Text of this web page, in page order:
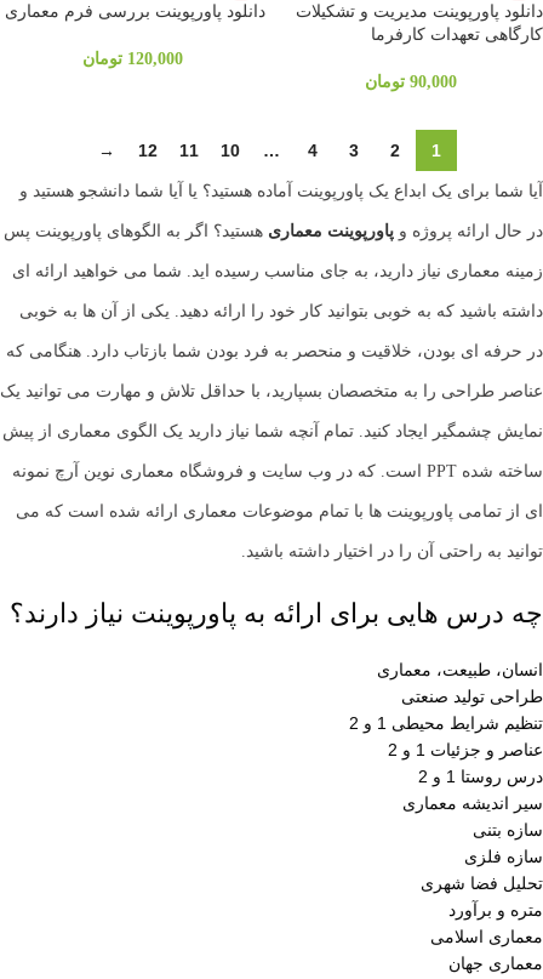
دانلود پاورپوینت مدیریت و تشکیلات
کارگاهی تعهدات کارفرما
90,000 تومان
دانلود پاورپوینت بررسی فرم معماری
120,000 تومان
1
2
3
4
…
10
11
12
→
آیا شما برای یک ابداع یک پاورپوینت آماده هستید؟ یا آیا شما دانشجو هستید و
در حال ارائه پروژه و پاورپوینت معماری هستید؟ اگر به الگوهای پاورپوینت پس
زمینه معماری نیاز دارید، به جای مناسب رسیده اید. شما می خواهید ارائه ای
داشته باشید که به خوبی بتوانید کار خود را ارائه دهید. یکی از آن ها به خوبی
در حرفه ای بودن، خلاقیت و منحصر به فرد بودن شما بازتاب دارد. هنگامی که
عناصر طراحی را به متخصصان بسپارید، با حداقل تلاش و مهارت می توانید یک
نمایش چشمگیر ایجاد کنید. تمام آنچه شما نیاز دارید یک الگوی معماری از پیش
ساخته شده PPT است. که در وب سایت و فروشگاه معماری نوین آرچ نمونه
ای از تمامی پاورپوینت ها با تمام موضوعات معماری ارائه شده است که می
توانید به راحتی آن را در اختیار داشته باشید.
چه درس هایی برای ارائه به پاورپوینت نیاز دارند؟
انسان، طبیعت، معماری
طراحی تولید صنعتی
تنظیم شرایط محیطی 1 و 2
عناصر و جزئیات 1 و 2
درس روستا 1 و 2
سیر اندیشه معماری
سازه بتنی
سازه فلزی
تحلیل فضا شهری
متره و برآورد
معماری اسلامی
معماری جهان